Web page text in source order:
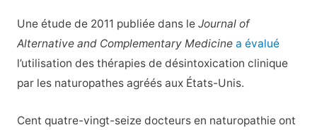
Une étude de 2011 publiée dans le Journal of
Alternative and Complementary Medicine a évalué
l’utilisation des thérapies de désintoxication clinique
par les naturopathes agréés aux États-Unis.
Cent quatre-vingt-seize docteurs en naturopathie ont